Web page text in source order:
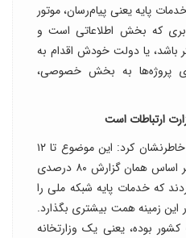
پایه یعنی پیام‌رسان، موتور
که بخش اطلاعاتی است و
باشد، یا دولت خودش اقدام به
پروژه‌ها به بخش خصوصی،
ارتباطات است
رئیس مرکز ملی فضای مجازی خاطرنشان کرد: این موضوع تا ۱۲
آذر سال گذشته طول کشید و بر اساس همان گزارش ۸۰ درصدی
که خدمات پایه شبکه ملی را
زمینه همت بیشتری بگذارد.
کشور بوده، یعنی یک وزارتخانه